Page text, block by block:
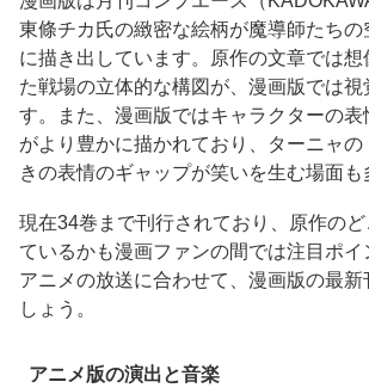
東條チカ氏の緻密な絵柄が魔導師たちの
に描き出しています。原作の文章では想
た戦場の立体的な構図が、漫画版では視
す。また、漫画版ではキャラクターの表
がより豊かに描かれており、ターニャの
きの表情のギャップが笑いを生む場面も
現在34巻まで刊行されており、原作の
ているかも漫画ファンの間では注目ポイ
アニメの放送に合わせて、漫画版の最
しょう。
アニメ版の演出と音楽